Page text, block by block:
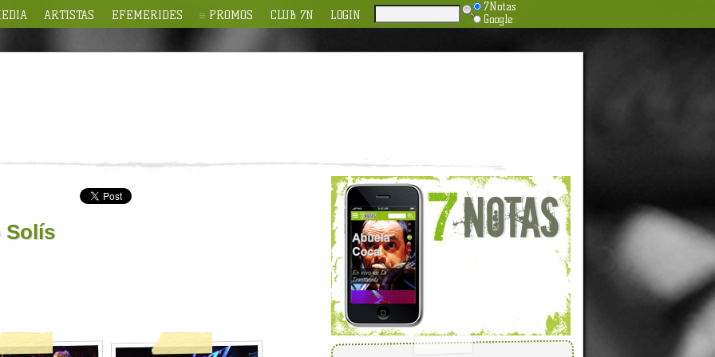
ARTISTAS EFEMERIDES PROMOS CLUB 7N LOGIN
7Notas
Google
Solís